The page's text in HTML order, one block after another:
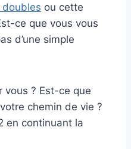
doubles ou cette
ce que vous vous
d’une simple
vous ? Est-ce que
chemin de vie ?
en continuant la